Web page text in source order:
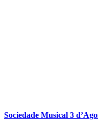
Sociedade Musical 3